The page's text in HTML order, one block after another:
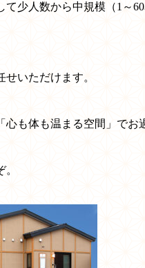
少人数から中規模（1～
いただけます。
も体も温まる空間」でお